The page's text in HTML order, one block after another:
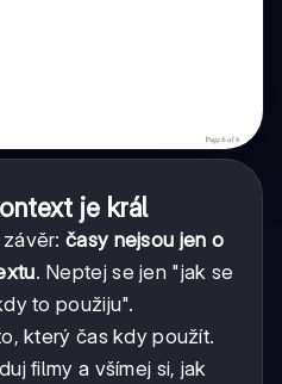
je král
časy nejsou jen o
. Neptej se jen "jak se
to použiju".
který čas kdy použít.
filmy a všímej si, jak